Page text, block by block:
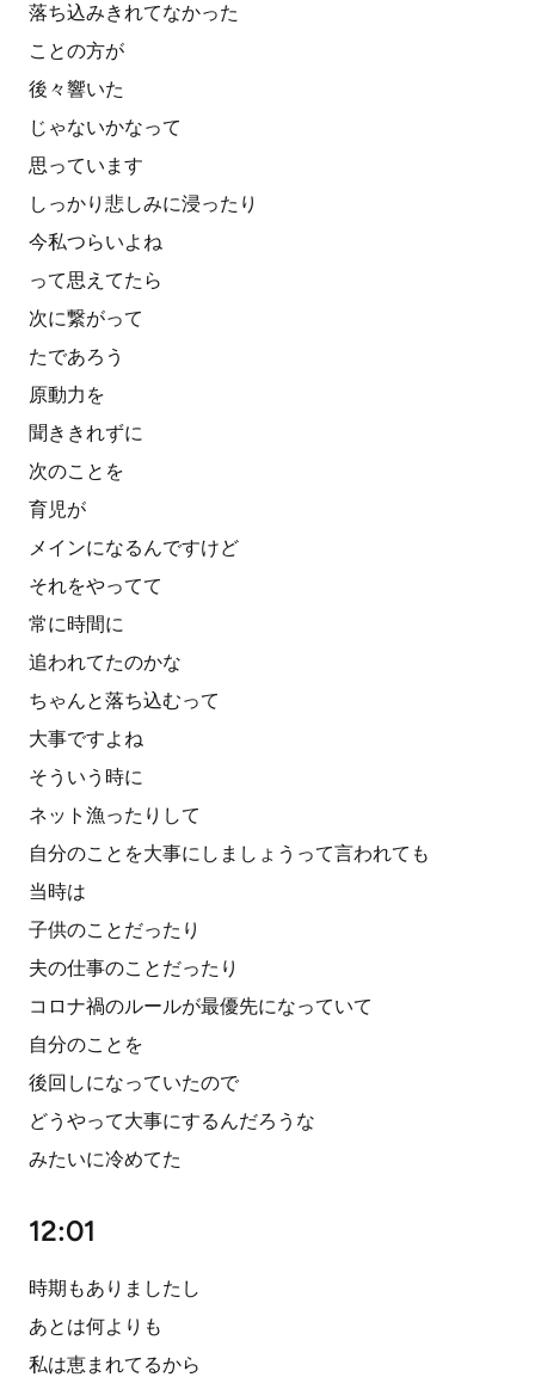
落ち込みきれてなかった
ことの方が
後々響いた
じゃないかなって
思っています
しっかり悲しみに浸ったり
今私つらいよね
って思えてたら
次に繋がって
たであろう
原動力を
聞ききれずに
次のことを
育児が
メインになるんですけど
それをやってて
常に時間に
追われてたのかな
ちゃんと落ち込むって
大事ですよね
そういう時に
ネット漁ったりして
自分のことを大事にしましょうって言われても
当時は
子供のことだったり
夫の仕事のことだったり
コロナ禍のルールが最優先になっていて
自分のことを
後回しになっていたので
どうやって大事にするんだろうな
みたいに冷めてた
12:01
時期もありましたし
あとは何よりも
私は恵まれてるから